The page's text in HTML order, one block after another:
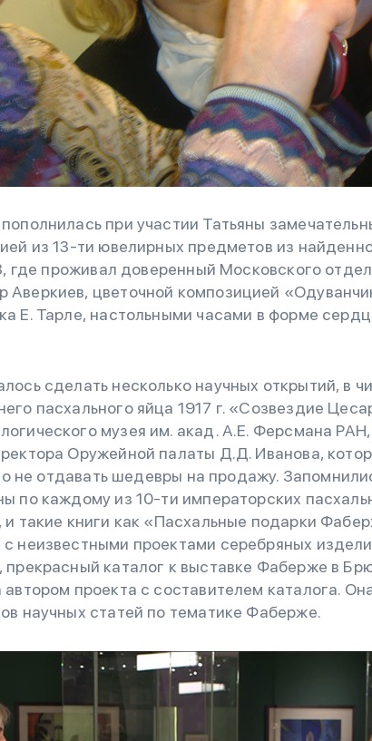
при участии Татьяны
из 13-ти ювелирных предметов из
где проживал доверенный Московского
цветочной композицией
Е. Тарле, настольными часами в форме
сделать несколько научных открытий, в
пасхального яйца 1917 г. «Созвездие
музея им. акад. А.Е. Ферсмана
Оружейной палаты Д.Д. Иванова,
не отдавать шедевры на продажу.
по каждому из 10-ти императорских
и такие книги как «Пасхальные подарки
неизвестными проектами серебряных
каталог к выставке Фаберже в
автором проекта с составителем каталога.
научных статей по тематике Фаберже.